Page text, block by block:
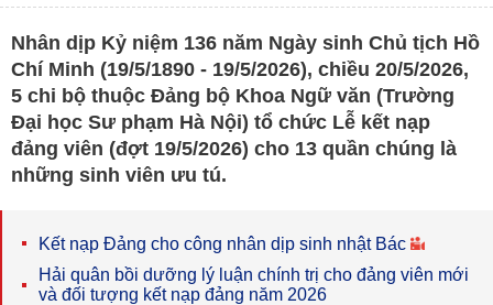
Nhân dịp Kỷ niệm 136 năm Ngày sinh Chủ tịch Hồ
Chí Minh (19/5/1890 - 19/5/2026), chiều 20/5/2026,
5 chi bộ thuộc Đảng bộ Khoa Ngữ văn (Trường
Đại học Sư phạm Hà Nội) tổ chức Lễ kết nạp
đảng viên (đợt 19/5/2026) cho 13 quần chúng là
những sinh viên ưu tú.
Kết nạp Đảng cho công nhân dịp sinh nhật Bác
Hải quân bồi dưỡng lý luận chính trị cho đảng viên mới
và đối tượng kết nạp đảng năm 2026